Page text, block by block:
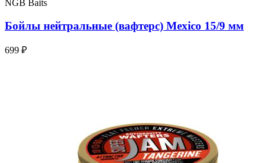
NGB Baits
Бойлы нейтральные (вафтерс) Mexico 15/9 мм
699 ₽